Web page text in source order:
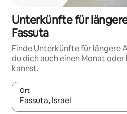
Unterkünfte für
Fassuta
Finde Unterkünfte für längere
du dich auch einen Monat oder
kannst.
Ort
Wenn Ergebnisse verfügbar